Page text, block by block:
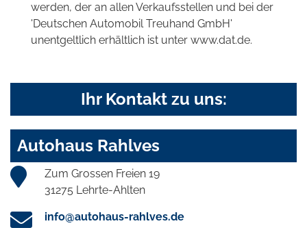
werden, der an allen Verkaufsstellen und bei der
'Deutschen Automobil Treuhand GmbH'
unentgeltlich erhältlich ist unter www.dat.de.
Ihr Kontakt zu uns:
Autohaus Rahlves
Zum Grossen Freien 19
31275 Lehrte-Ahlten
info@autohaus-rahlves.de